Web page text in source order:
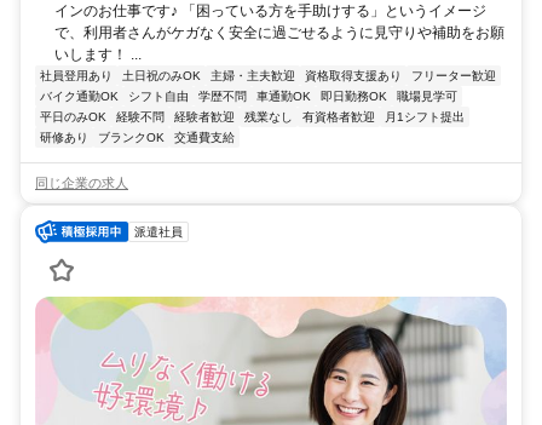
インのお仕事です♪ 「困っている方を手助けする」というイメージ
で、利用者さんがケガなく安全に過ごせるように見守りや補助をお願
いします！ ...
社員登用あり 土日祝のみOK 主婦・主夫歓迎 資格取得支援あり
フリーター歓迎
バイク通勤OK
シフト自由 学歴不問 車通勤OK 即日勤務OK
職場見学可
平日のみOK
経験不問 経験者歓迎 残業なし 有資格者歓迎
月1シフト提出
研修あり
ブランクOK 交通費支給
同じ企業の求人
派遣社員